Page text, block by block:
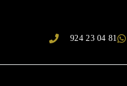
924 23 04 81